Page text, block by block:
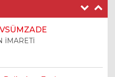
İMARETİ